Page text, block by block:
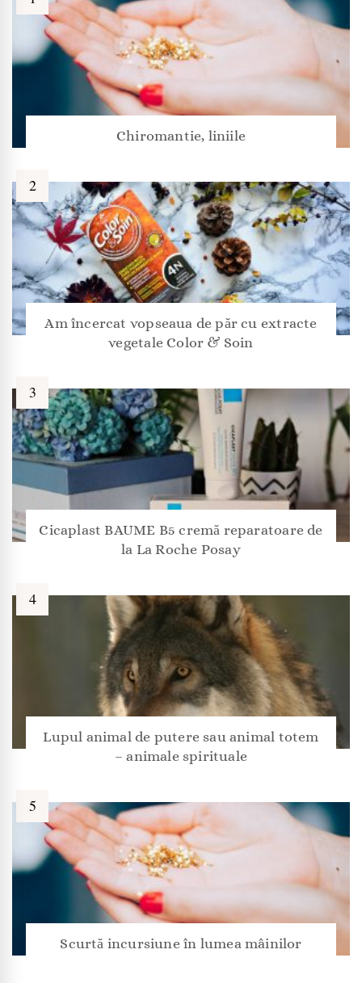
Chiromantie, liniile
Am încercat vopseaua de păr cu extracte
vegetale Color & Soin
Cicaplast BAUME B5 cremă reparatoare de
la La Roche Posay
Lupul animal de putere sau animal totem
– animale spirituale
Scurtă incursiune în lumea mâinilor